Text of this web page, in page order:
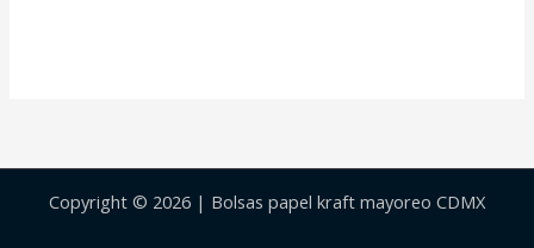
Copyright © 2026 | Bolsas papel kraft mayoreo CDMX